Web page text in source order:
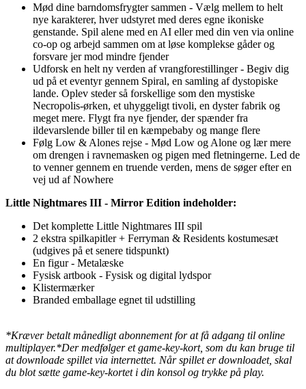
Mød dine barndomsfrygter sammen - Vælg mellem to helt
nye karakterer, hver udstyret med deres egne ikoniske
genstande. Spil alene med en AI eller med din ven via online
co-op og arbejd sammen om at løse komplekse gåder og
forsvare jer mod mindre fjender
Udforsk en helt ny verden af vrangforestillinger - Begiv dig
ud på et eventyr gennem Spiral, en samling af dystopiske
lande. Oplev steder så forskellige som den mystiske
Necropolis-ørken, et uhyggeligt tivoli, en dyster fabrik og
meget mere. Flygt fra nye fjender, der spænder fra
ildevarslende biller til en kæmpebaby og mange flere
Følg Low & Alones rejse - Mød Low og Alone og lær mere
om drengen i ravnemasken og pigen med fletningerne. Led de
to venner gennem en truende verden, mens de søger efter en
vej ud af Nowhere
Little Nightmares III - Mirror Edition indeholder:
Det komplette Little Nightmares III spil
2 ekstra spilkapitler + Ferryman & Residents kostumesæt
(udgives på et senere tidspunkt)
En figur - Metalæske
Fysisk artbook - Fysisk og digital lydspor
Klistermærker
Branded emballage egnet til udstilling
*Kræver betalt månedligt abonnement for at få adgang til online
multiplayer.*Der medfølger et game-key-kort, som du kan bruge til
at downloade spillet via internettet. Når spillet er downloadet, skal
du blot sætte game-key-kortet i din konsol og trykke på play.